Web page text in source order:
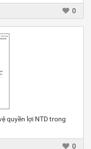
0
quyền lợi NTD trong
0